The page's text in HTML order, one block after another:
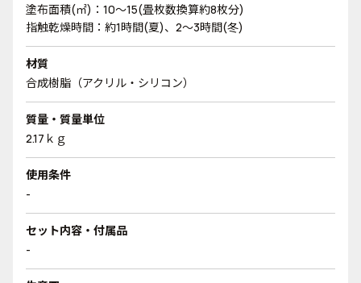
塗布面積(㎡)：10～15(畳枚数換算約8枚分)
指触乾燥時間：約1時間(夏)、2～3時間(冬)
材質
合成樹脂（アクリル・シリコン）
質量・質量単位
2.17ｋｇ
使用条件
-
セット内容・付属品
-